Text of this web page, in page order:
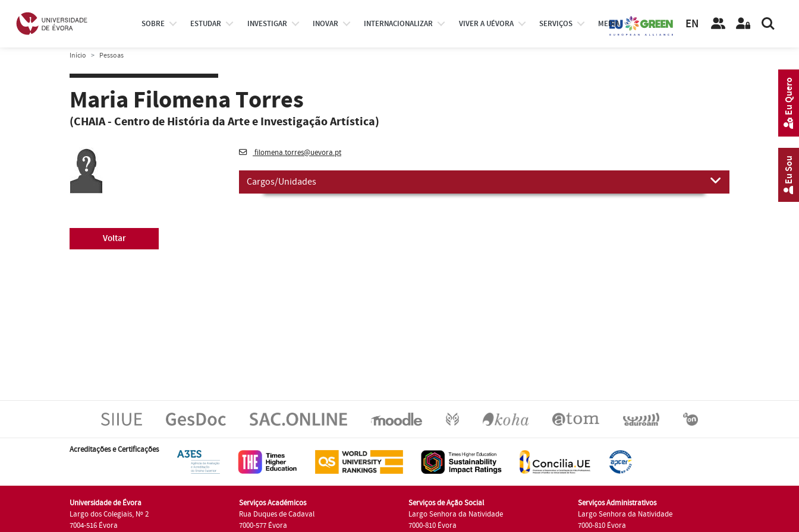
SOBRE ESTUDAR INVESTIGAR INOVAR INTERNACIONALIZAR VIVER A UÉVORA SERVIÇOS MEDIA EN
Início Pessoas
Maria Filomena Torres
(CHAIA - Centro de História da Arte e Investigação Artística)
filomena.torres@uevora.pt
Cargos/Unidades
Voltar
Acreditações e Certificações
Universidade de Évora
Largo dos Colegiais, Nº 2
7004-516 Évora
Serviços Académicos
Rua Duques de Cadaval
7000-577 Évora
Serviços de Ação Social
Largo Senhora da Natividade
7000-810 Évora
Serviços Administrativos
Largo Senhora da Natividade
7000-810 Évora
Eu Sou
Eu Quero